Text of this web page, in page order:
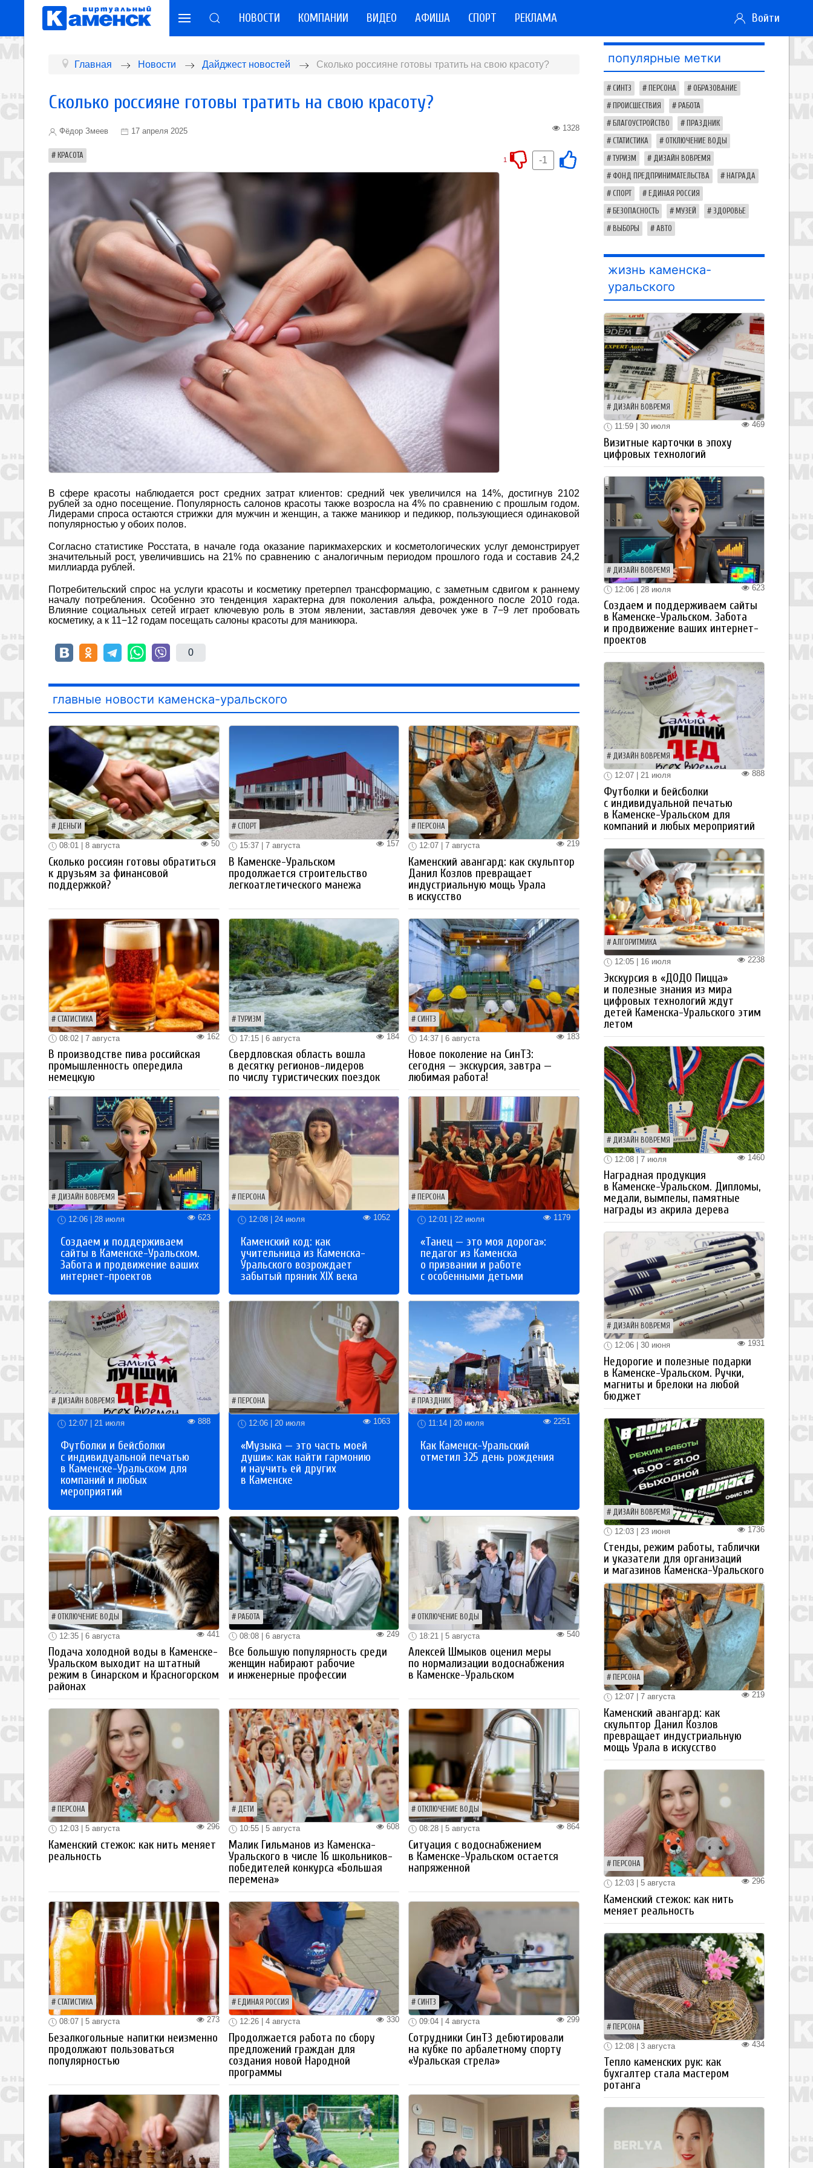
НОВОСТИ КОМПАНИИ ВИДЕО АФИША СПОРТ РЕКЛАМА Войти
Главная Новости Дайджест новостей Сколько россияне готовы тратить на свою красоту?
Сколько россияне готовы тратить на свою красоту?
Фёдор Змеев 17 апреля 2025 1328
КРАСОТА -1
1
В сфере красоты наблюдается рост средних затрат клиентов: средний чек увеличился на 14%, достигнув 2102
рублей за одно посещение. Популярность салонов красоты также возросла на 4% по сравнению с прошлым годом.
Лидерами спроса остаются стрижки для мужчин и женщин, а также маникюр и педикюр, пользующиеся одинаковой
популярностью у обоих полов.
Согласно статистике Росстата, в начале года оказание парикмахерских и косметологических услуг демонстрирует
значительный рост, увеличившись на 21% по сравнению с аналогичным периодом прошлого года и составив 24,2
миллиарда рублей.
Потребительский спрос на услуги красоты и косметику претерпел трансформацию, с заметным сдвигом к раннему
началу потребления. Особенно это тенденция характерна для поколения альфа, рожденного после 2010 года.
Влияние социальных сетей играет ключевую роль в этом явлении, заставляя девочек уже в 7−9 лет пробовать
косметику, а к 11−12 годам посещать салоны красоты для маникюра.
0
главные новости каменска-уральского
ДЕНЬГИ
50
08:01 | 8 августа
Сколько россиян готовы обратиться
к друзьям за финансовой
поддержкой?
СПОРТ
157
15:37 | 7 августа
В Каменске-Уральском
продолжается строительство
легкоатлетического манежа
ПЕРСОНА
219
12:07 | 7 августа
Каменский авангард: как скульптор
Данил Козлов превращает
индустриальную мощь Урала
в искусство
СТАТИСТИКА
162
08:02 | 7 августа
В производстве пива российская
промышленность опередила
немецкую
ТУРИЗМ
184
17:15 | 6 августа
Свердловская область вошла
в десятку регионов-лидеров
по числу туристических поездок
СИНТЗ
183
14:37 | 6 августа
Новое поколение на СинТЗ:
сегодня — экскурсия, завтра —
любимая работа!
ДИЗАЙН ВОВРЕМЯ
12:06 | 28 июля 623
Создаем и поддерживаем
сайты в Каменске-Уральском.
Забота и продвижение ваших
интернет-проектов
ПЕРСОНА
12:08 | 24 июля 1052
Каменский код: как
учительница из Каменска-
Уральского возрождает
забытый пряник XIX века
ПЕРСОНА
12:01 | 22 июля 1179
«Танец — это моя дорога»:
педагог из Каменска
о призвании и работе
с особенными детьми
ДИЗАЙН ВОВРЕМЯ
12:07 | 21 июля 888
Футболки и бейсболки
с индивидуальной печатью
в Каменске-Уральском для
компаний и любых
мероприятий
ПЕРСОНА
12:06 | 20 июля 1063
«Музыка — это часть моей
души»: как найти гармонию
и научить ей других
в Каменске
ПРАЗДНИК
11:14 | 20 июля 2251
Как Каменск-Уральский
отметил 325 день рождения
ОТКЛЮЧЕНИЕ ВОДЫ
441
12:35 | 6 августа
Подача холодной воды в Каменске-
Уральском выходит на штатный
режим в Синарском и Красногорском
районах
РАБОТА
249
08:08 | 6 августа
Все большую популярность среди
женщин набирают рабочие
и инженерные профессии
ОТКЛЮЧЕНИЕ ВОДЫ
540
18:21 | 5 августа
Алексей Шмыков оценил меры
по нормализации водоснабжения
в Каменске-Уральском
ПЕРСОНА
296
12:03 | 5 августа
Каменский стежок: как нить меняет
реальность
ДЕТИ
608
10:55 | 5 августа
Малик Гильманов из Каменска-
Уральского в числе 16 школьников-
победителей конкурса «Большая
перемена»
ОТКЛЮЧЕНИЕ ВОДЫ
864
08:28 | 5 августа
Ситуация с водоснабжением
в Каменске-Уральском остается
напряженной
СТАТИСТИКА
273
08:07 | 5 августа
Безалкогольные напитки неизменно
продолжают пользоваться
популярностью
ЕДИНАЯ РОССИЯ
330
12:26 | 4 августа
Продолжается работа по сбору
предложений граждан для
создания новой Народной
программы
СИНТЗ
299
09:04 | 4 августа
Сотрудники СинТЗ дебютировали
на кубке по арбалетному спорту
«Уральская стрела»
популярные метки
СИНТЗ ПЕРСОНА ОБРАЗОВАНИЕ
ПРОИСШЕСТВИЯ РАБОТА
БЛАГОУСТРОЙСТВО ПРАЗДНИК
СТАТИСТИКА ОТКЛЮЧЕНИЕ ВОДЫ
ТУРИЗМ ДИЗАЙН ВОВРЕМЯ
ФОНД ПРЕДПРИНИМАТЕЛЬСТВА НАГРАДА
СПОРТ ЕДИНАЯ РОССИЯ
БЕЗОПАСНОСТЬ МУЗЕЙ ЗДОРОВЬЕ
ВЫБОРЫ АВТО
жизнь каменска-
уральского
ДИЗАЙН ВОВРЕМЯ
469
11:59 | 30 июля
Визитные карточки в эпоху
цифровых технологий
ДИЗАЙН ВОВРЕМЯ
623
12:06 | 28 июля
Создаем и поддерживаем сайты
в Каменске-Уральском. Забота
и продвижение ваших интернет-
проектов
ДИЗАЙН ВОВРЕМЯ
888
12:07 | 21 июля
Футболки и бейсболки
с индивидуальной печатью
в Каменске-Уральском для
компаний и любых мероприятий
АЛГОРИТМИКА
2238
12:05 | 16 июля
Экскурсия в «ДОДО Пицца»
и полезные знания из мира
цифровых технологий ждут
детей Каменска-Уральского этим
летом
ДИЗАЙН ВОВРЕМЯ
1460
12:08 | 7 июля
Наградная продукция
в Каменске-Уральском. Дипломы,
медали, вымпелы, памятные
награды из акрила дерева
ДИЗАЙН ВОВРЕМЯ
1931
12:06 | 30 июня
Недорогие и полезные подарки
в Каменске-Уральском. Ручки,
магниты и брелоки на любой
бюджет
ДИЗАЙН ВОВРЕМЯ
1736
12:03 | 23 июня
Стенды, режим работы, таблички
и указатели для организаций
и магазинов Каменска-Уральского
ПЕРСОНА
219
12:07 | 7 августа
Каменский авангард: как
скульптор Данил Козлов
превращает индустриальную
мощь Урала в искусство
ПЕРСОНА
296
12:03 | 5 августа
Каменский стежок: как нить
меняет реальность
ПЕРСОНА
434
12:08 | 3 августа
Тепло каменских рук: как
бухгалтер стала мастером
ротанга